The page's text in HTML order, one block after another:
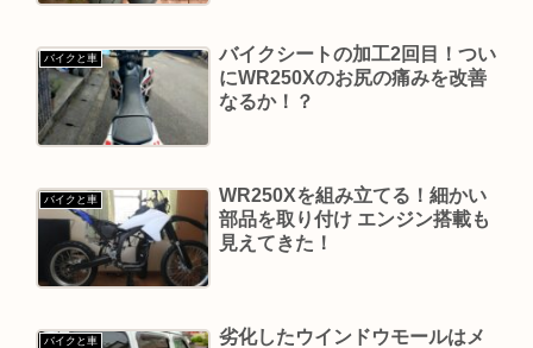
バイクと車
バイクシートの加工2回目！つい
にWR250Xのお尻の痛みを改善
なるか！？
バイクと車
WR250Xを組み立てる！細かい
部品を取り付け エンジン搭載も
見えてきた！
バイクと車
劣化したウインドウモールはメ